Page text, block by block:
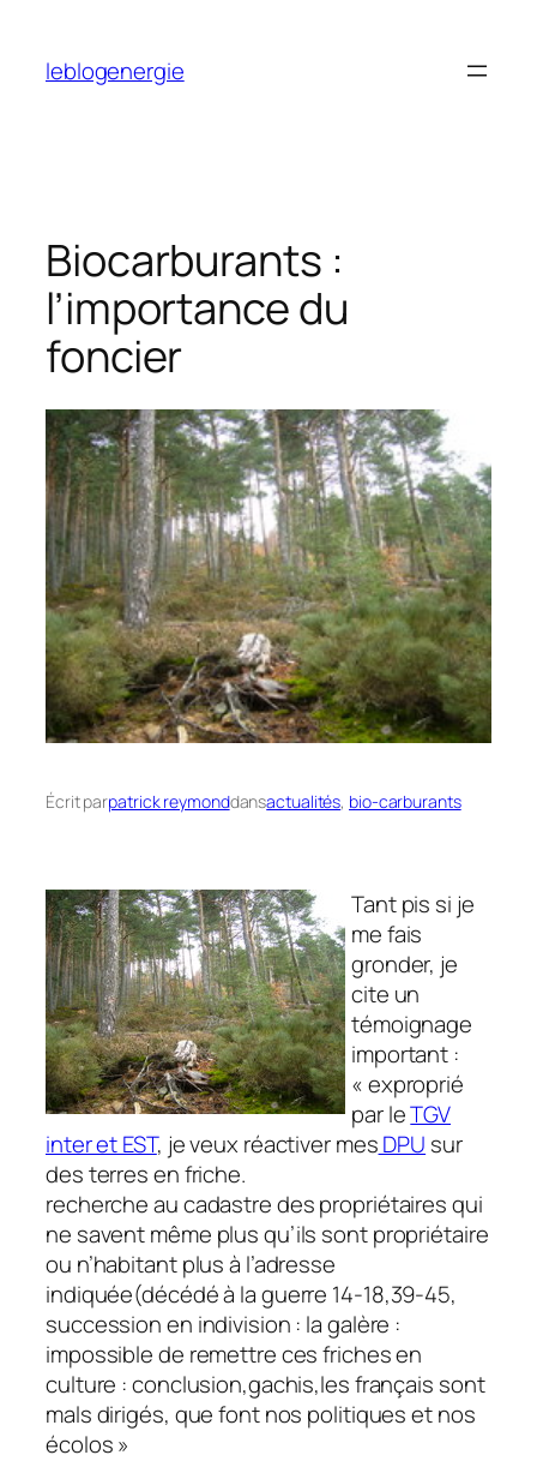
contenu
leblogenergie
Biocarburants :
l’importance du
foncier
Écrit parpatrick reymonddansactualités, bio-carburants
Tant pis si je
me fais
gronder, je
cite un
témoignage
important :
« exproprié
par leTGV
inter et EST, je veux réactiver mesDPU sur
des terres en friche.
recherche au cadastre des propriétaires qui
ne savent même plus qu’ils sont propriétaire
ou n’habitant plus à l’adresse
indiquée(décédé à la guerre 14-18,39-45,
succession en indivision : la galère :
impossible de remettre ces friches en
culture : conclusion,gachis,les français sont
mals dirigés, que font nos politiques et nos
écolos »